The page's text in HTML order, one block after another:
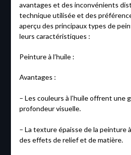
avantages et des inconvénients
technique utilisée et des
aperçu des principaux types de
leurs caractéristiques :
Peinture à l’huile :
Avantages :
– Les couleurs à l’huile offrent une
profondeur visuelle.
– La texture épaisse de la peinture
des effets de relief et de matière.